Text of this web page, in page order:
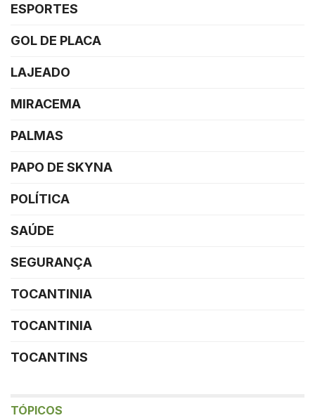
ESPORTES
GOL DE PLACA
LAJEADO
MIRACEMA
PALMAS
PAPO DE SKYNA
POLÍTICA
SAÚDE
SEGURANÇA
TOCANTINIA
TOCANTINIA
TOCANTINS
TÓPICOS